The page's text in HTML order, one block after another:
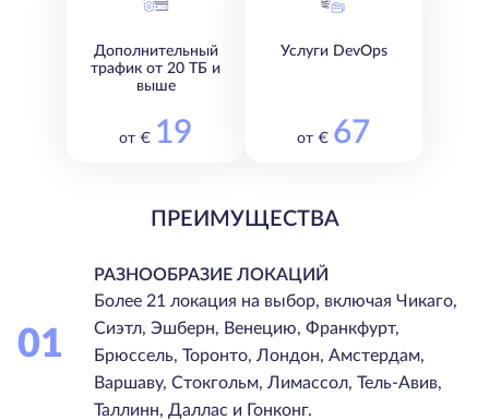
Дополнительный
трафик от 20 ТБ и
выше
от € 19
Услуги DevOps
от € 67
ПРЕИМУЩЕСТВА
01
РАЗНООБРАЗИЕ ЛОКАЦИЙ
Более 21 локация на выбор, включая Чикаго,
Сиэтл, Эшберн, Венецию, Франкфурт,
Брюссель, Торонто, Лондон, Амстердам,
Варшаву, Стокгольм, Лимассол, Тель-Авив,
Таллинн, Даллас и Гонконг.